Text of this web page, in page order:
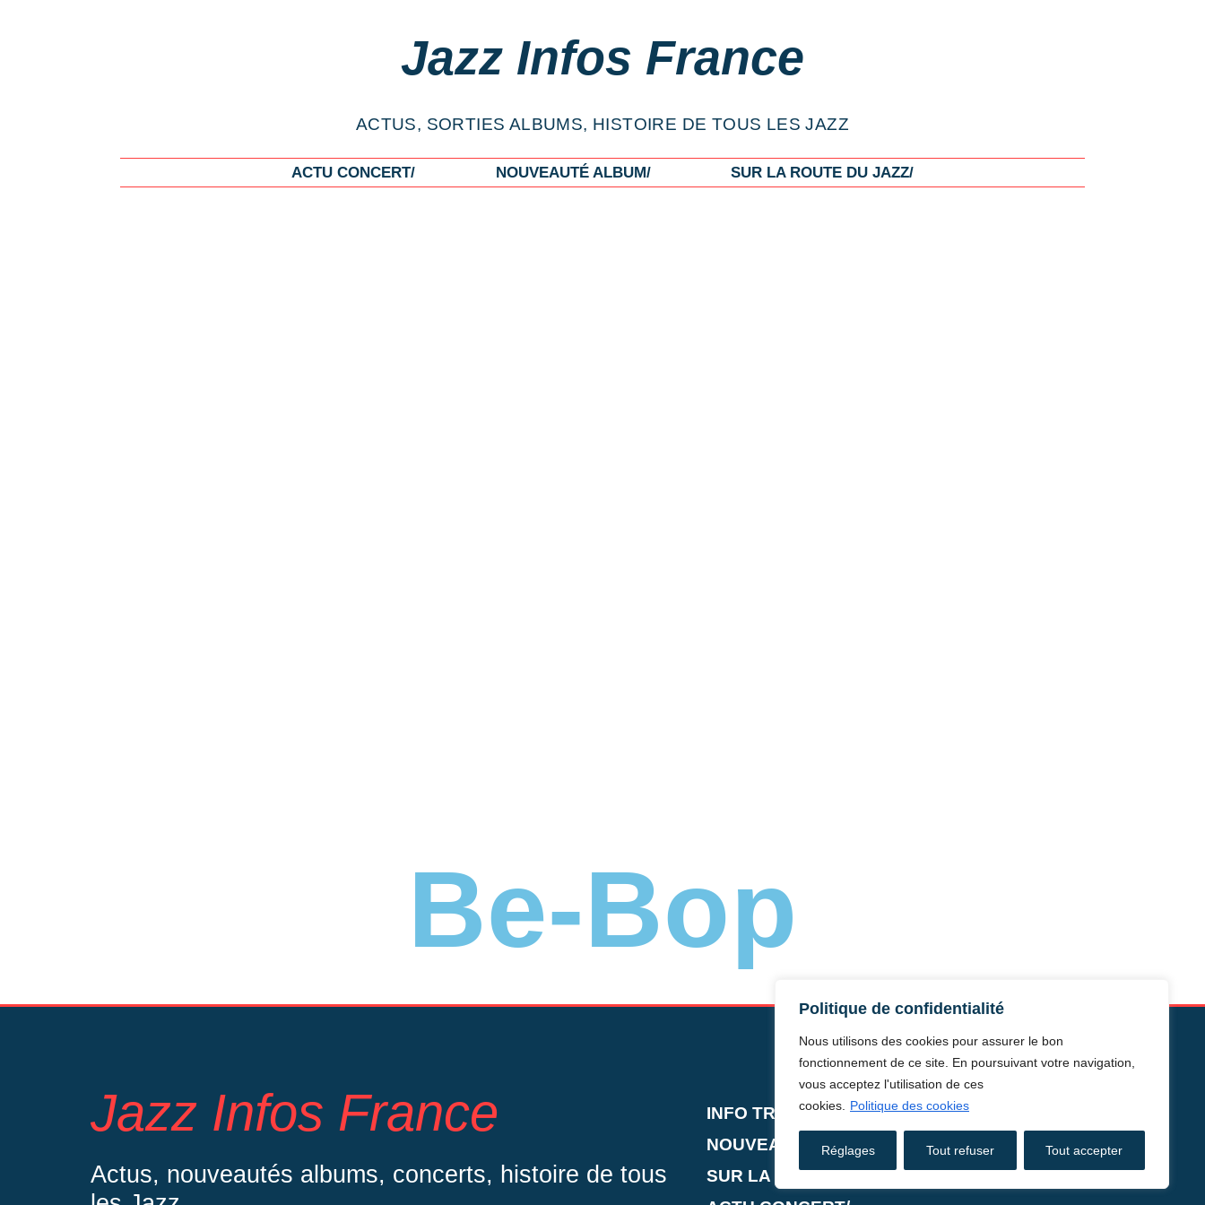
Politique de confidentialité
Nous utilisons des cookies pour assurer le bon
fonctionnement de ce site. En poursuivant votre navigation,
vous acceptez l'utilisation de ces
cookies.
Politique des cookies
Réglages Tout refuser Tout accepter
Jazz Infos France
ACTUS, SORTIES ALBUMS, HISTOIRE DE TOUS LES JAZZ
ACTU CONCERT/ NOUVEAUTÉ ALBUM/ SUR LA ROUTE DU JAZZ/
Be-Bop
Jazz Infos France
Actus, nouveautés albums, concerts, histoire de tous
INFO TRISTESSE/
NOUVEAUTÉ ALBUM/
SUR LA ROUTE DU JAZZ/